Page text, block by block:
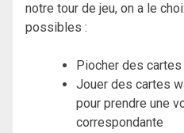
notre tour de jeu, on a le
possibles :
Piocher des
Jouer des cartes
pour prendre une
correspondante